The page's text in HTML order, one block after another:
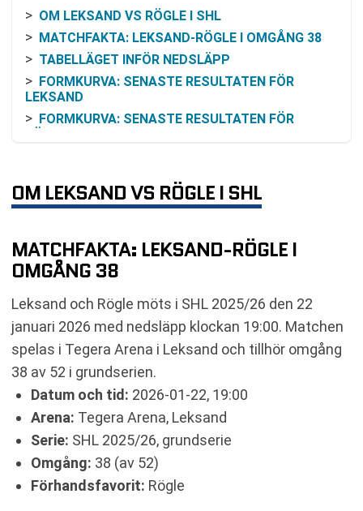
OM LEKSAND VS RÖGLE I SHL
MATCHFAKTA: LEKSAND-RÖGLE I OMGÅNG 38
TABELLÄGET INFÖR NEDSLÄPP
FORMKURVA: SENASTE RESULTATEN FÖR
LEKSAND
FORMKURVA: SENASTE RESULTATEN FÖR
ODDS OCH VINSTCHANS: SÅ KAN
FÖRHANDSLÄGET TOLKAS
KOMMANDE MATCHER EFTER OMGÅNG 38
VANLIGA FRÅGOR OM LEKSAND VS RÖGLE
TABELL
KOMMANDE MATCHER RÖGLE
RELATERADE NYHETER
OM LEKSAND VS RÖGLE I SHL
MATCHFAKTA: LEKSAND-RÖGLE I
OMGÅNG 38
Leksand och Rögle möts i SHL 2025/26 den 22
januari 2026 med nedsläpp klockan 19:00. Matchen
spelas i Tegera Arena i Leksand och tillhör omgång
38 av 52 i grundserien.
Datum och tid: 2026-01-22, 19:00
Arena: Tegera Arena, Leksand
Serie: SHL 2025/26, grundserie
Omgång: 38 (av 52)
Förhandsfavorit: Rögle